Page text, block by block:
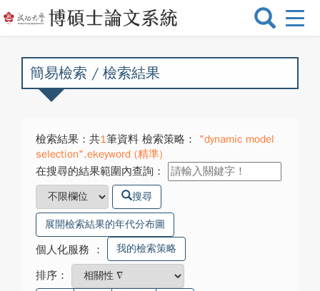
選
換
簡易檢索 / 檢索結果
檢索結果：共1筆資料 檢索策略：
"dynamic model
selection".ekeyword (精準)
在搜尋的結果範圍內查詢：
搜尋
展開檢索結果的年代分布圖
個人化服務 ： 我的檢索策略
排序：